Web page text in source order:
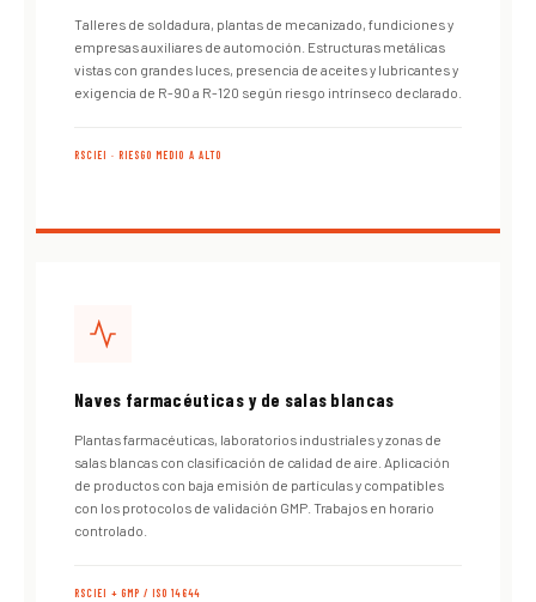
Talleres de soldadura, plantas de mecanizado, fundiciones y
empresas auxiliares de automoción. Estructuras metálicas
vistas con grandes luces, presencia de aceites y lubricantes y
exigencia de R-90 a R-120 según riesgo intrínseco declarado.
RSCIEI · RIESGO MEDIO A ALTO
Naves farmacéuticas y de salas blancas
Plantas farmacéuticas, laboratorios industriales y zonas de
salas blancas con clasificación de calidad de aire. Aplicación
de productos con baja emisión de partículas y compatibles
con los protocolos de validación GMP. Trabajos en horario
controlado.
RSCIEI + GMP / ISO 14644